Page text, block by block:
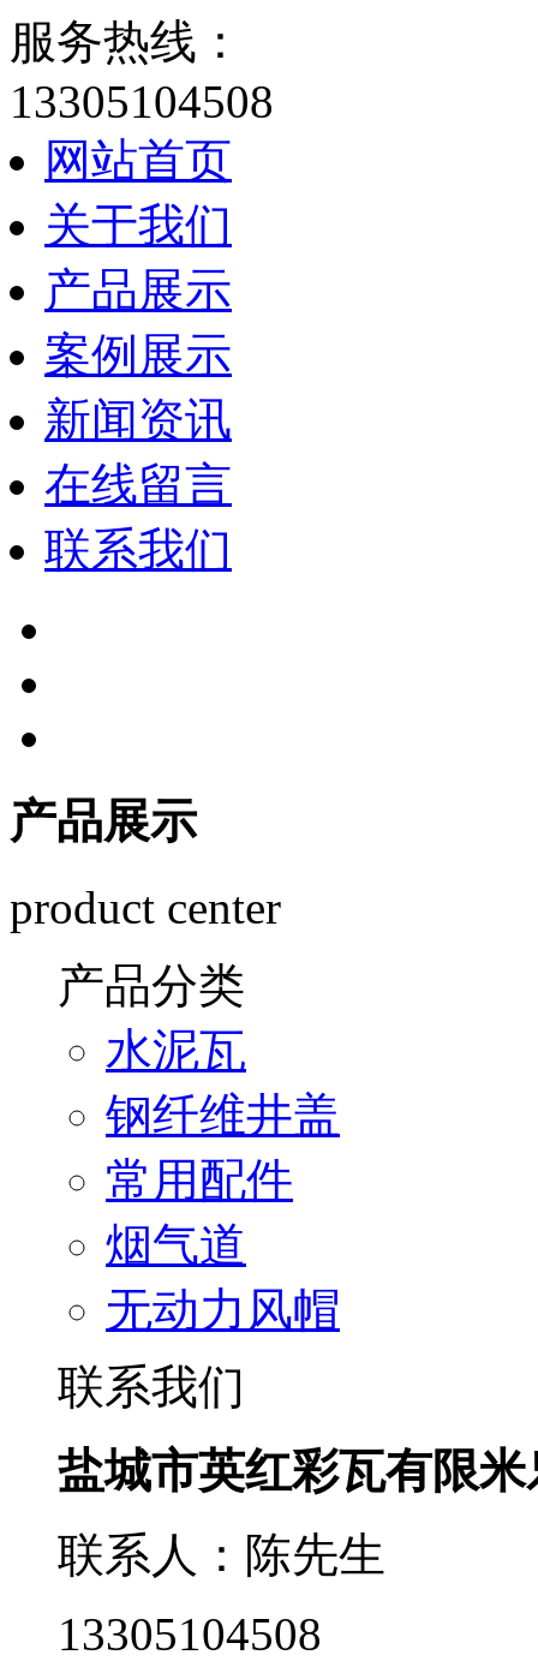
服务热线：
13305104508
网站首页
关于我们
产品展示
案例展示
新闻资讯
在线留言
联系我们
产品展示
product center
产品分类
水泥瓦
钢纤维井盖
常用配件
烟气道
无动力风帽
联系我们
盐城市英红彩瓦有限
联系人：陈先生
13305104508